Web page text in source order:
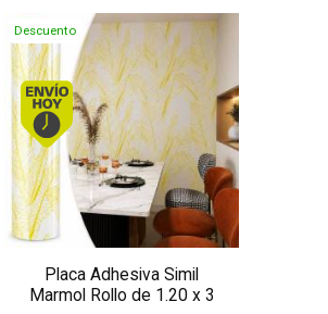
Descuento
Envío hoy. Comprando antes de 13Hs.
Placa Adhesiva Simil
Marmol Rollo de 1.20 x 3